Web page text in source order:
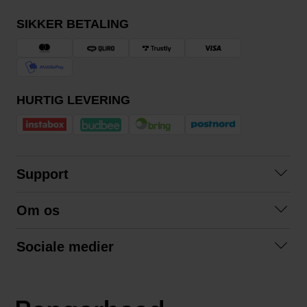
SIKKER BETALING
HURTIG LEVERING
Support
Betingelser
Om os
Sociale medier